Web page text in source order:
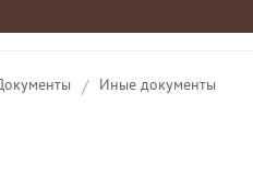
/ Иные документы